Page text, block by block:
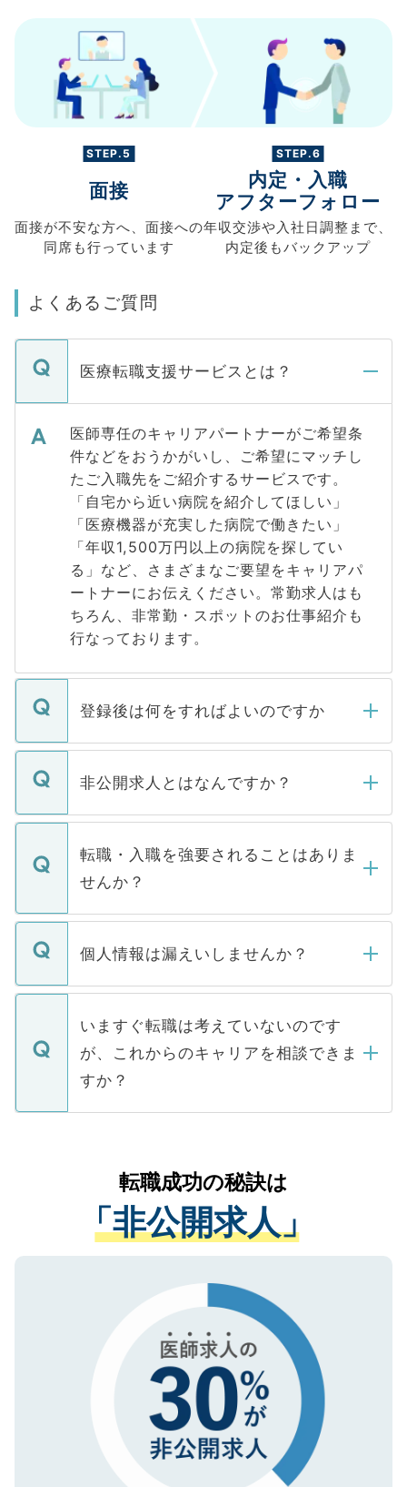
STEP.5
面接
面接が不安な方へ、 面接への
同席も行っています
STEP.6
内定・入職
アフターフォロー
年収交渉や入社日調整まで、
内定後もバックアップ
よくあるご質問
医療転職支援サービスとは？
医師専任のキャリアパートナーがご希望条
件などをおうかがいし、ご希望にマッチし
たご入職先をご紹介するサービスです。
「自宅から近い病院を紹介してほしい」
「医療機器が充実した病院で働きたい」
「年収1,500万円以上の病院を探してい
る」など、さまざまなご要望をキャリアパ
ートナーにお伝えください。常勤求人はも
ちろん、非常勤・スポットのお仕事紹介も
行なっております。
登録後は何をすればよいのですか
ご登録いただきましたら、弊社担当者がご
登録内容を確認し、その後メールもしくは
ます。通常、5営業日以内にはご連絡をせて
いただきますので、しばらくお待ちくださ
い。
非公開求人とはなんですか？
マイナビDOCTORで取り扱っている求人の
うち約3割は、Webサイトからご覧いただ
けない「非公開求人」です。非公開求人は
下記の理由によって、一般には公開してい
ません。
■応募殺到を避けるため 人気のある医療機
関を公にしてしまうと、応募が殺到する場
に、医療機関が求める条件に合った人材の
みを人材紹介会社に依頼するケースが増え
ています。
転職・入職を強要されることはありま
せんか？
転職・入職を強要することは一切ありませ
ん。また、仮に応募先から内定をいただい
定を承諾する必要はありません。内定先へ
の辞退の連絡はキャリアパートナーが行い
ますので、ご安心ください。
個人情報は漏えいしませんか？
個人情報が漏えいすることはありませんの
で、ご安心ください。当サイトからの登録
などで収集したご登録者様の個人情報は、
ご本人のキャリアアップおよび転職活動の
支援を目的に使用いたします。お預かりし
ているすべての個人データはご本人の許可
は、個人情報の取り扱いについての厳密な
管理基準を満たした事業者のみに付与され
る、プライバシーマークを取得済みです。
ご登録いただいた個人情報は、SSL（デー
で、機密保持に関してもご安心ください。
いますぐ転職は考えていないのです
が、これからのキャリアを相談できま
すか？
かがいして、現在の医療機関の状況や紹介
経験をまじえながら、適切なアドバイスを
させていただきます。すぐにご転職をされ
ない方には、長期的なサポートが可能です
ので、まずはご登録ください。
転職成功の秘訣は
「非公開求人」